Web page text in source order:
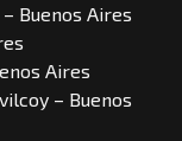
Buenos Aires
Aires
– Buenos